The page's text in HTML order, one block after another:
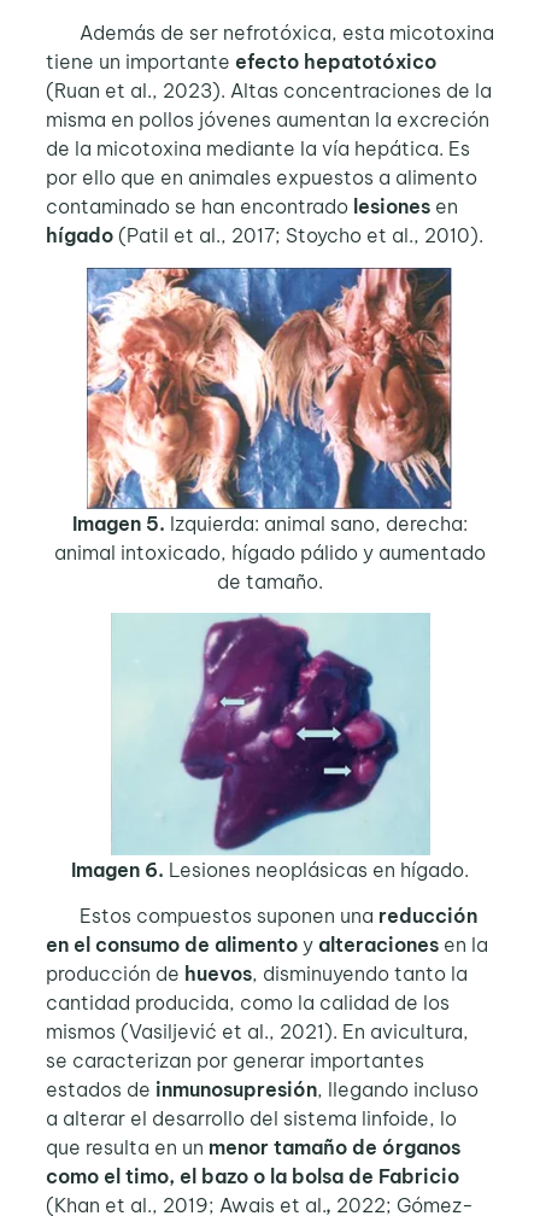
Además de ser nefrotóxica, esta micotoxina
tiene un importante efecto hepatotóxico
(Ruan et al., 2023). Altas concentraciones de la
misma en pollos jóvenes aumentan la excreción
de la micotoxina mediante la vía hepática. Es
por ello que en animales expuestos a alimento
contaminado se han encontrado lesiones en
hígado(Patil et al., 2017; Stoycho et al., 2010).
Imagen 5. Izquierda: animal sano, derecha:
animal intoxicado, hígado pálido y aumentado
de tamaño.
Imagen 6. Lesiones neoplásicas en hígado.
Estos compuestos suponen una reducción
en el consumo de alimentoy alteracionesen la
producción de huevos, disminuyendo tanto la
cantidad producida, como la calidad de los
mismos (Vasiljević et al., 2021). En avicultura,
se caracterizan por generar importantes
estados de inmunosupresión, llegando incluso
a alterar el desarrollo del sistema linfoide, lo
que resulta en un menor tamaño de órganos
como el timo, el bazo o la bolsa de Fabricio
(Khan et al., 2019; Awais et al., 2022; Gómez-